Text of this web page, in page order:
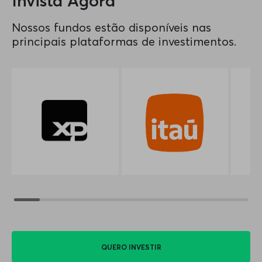
Nossos fundos estão disponíveis nas
principais plataformas de investimentos.
QUERO INVESTIR